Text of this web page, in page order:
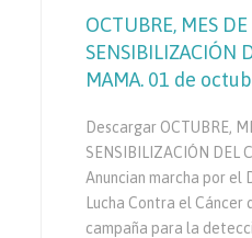
OCTUBRE, MES DE
SENSIBILIZACIÓN
MAMA. 01 de
Descargar OCTUBRE,
SENSIBILIZACIÓN DEL
Anuncian marcha por el
Lucha Contra el Cáncer
campaña para la